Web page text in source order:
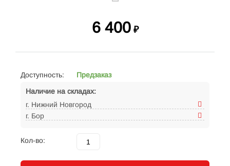
6 400 ₽
Доступность:
Предзаказ
Наличие на складах:
г. Нижний Новгород
г. Бор
Кол-во: